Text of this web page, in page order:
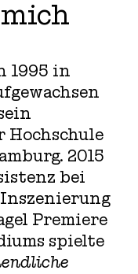
1995 in
Hochschule
2015
bei
Inszenierung
Premiere
spielte